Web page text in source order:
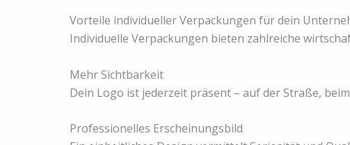
Vorteile individueller Verpackungen für dein
Individuelle Verpackungen bieten zahlreiche
Mehr Sichtbarkeit
Dein Logo ist jederzeit präsent – auf der Straße,
Professionelles Erscheinungsbild